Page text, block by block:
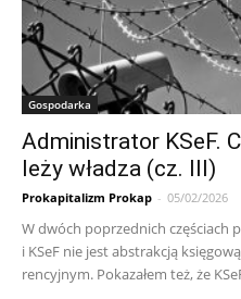
Gospodarka
Administrator KSeF.
leży władza (cz. III)
Prokapitalizm Prokap - 05/02/2026
W dwó­ch po­przed­ni­ch czę­ścia­ch
i KSeF nie je­st abs­trak­cją
ren­cyj­nym. Po­ka­za­łem też, że